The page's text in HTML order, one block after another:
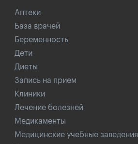
Аптеки
База врачей
Беременность
Дети
Диеты
Запись на прием
Клиники
Лечение болезней
Медикаменты
Медицинские учебные заведения